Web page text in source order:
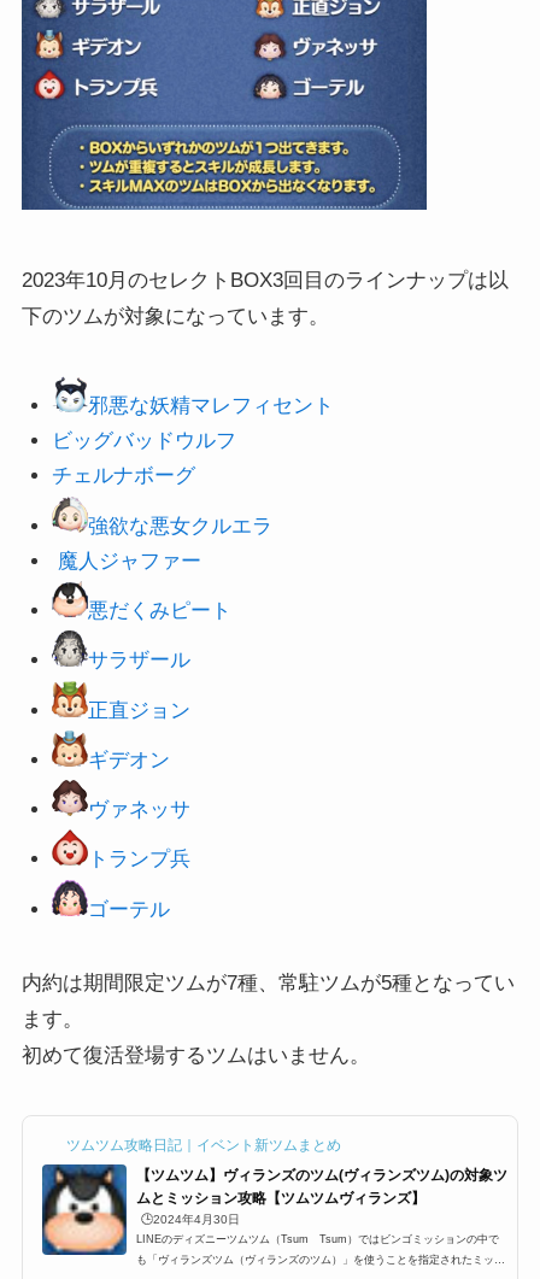
2023年10月のセレクトBOX3回目のラインナップは以
下のツムが対象になっています。
邪悪な妖精マレフィセント
ビッグバッドウルフ
チェルナボーグ
強欲な悪女クルエラ
魔人ジャファー
悪だくみピート
サラザール
正直ジョン
ギデオン
ヴァネ ッサ
トランプ兵
ゴーテル
内約は期間限定ツムが7種、常駐ツムが5種となってい
ます。
初めて復活登場するツムはいません。
ツムツム攻略日記｜イベント新ツムまとめ
【ツムツム】ヴィランズのツム(ヴィランズツム)の対象ツ
ムとミッション攻略【ツムツムヴィランズ】
🕒️2024年4月30日
LINEのディズニーツムツム（Tsum Tsum）ではビンゴミッションの中で
も「ヴィランズツム（ヴィランズのツム）」を使うことを指定されたミッシ